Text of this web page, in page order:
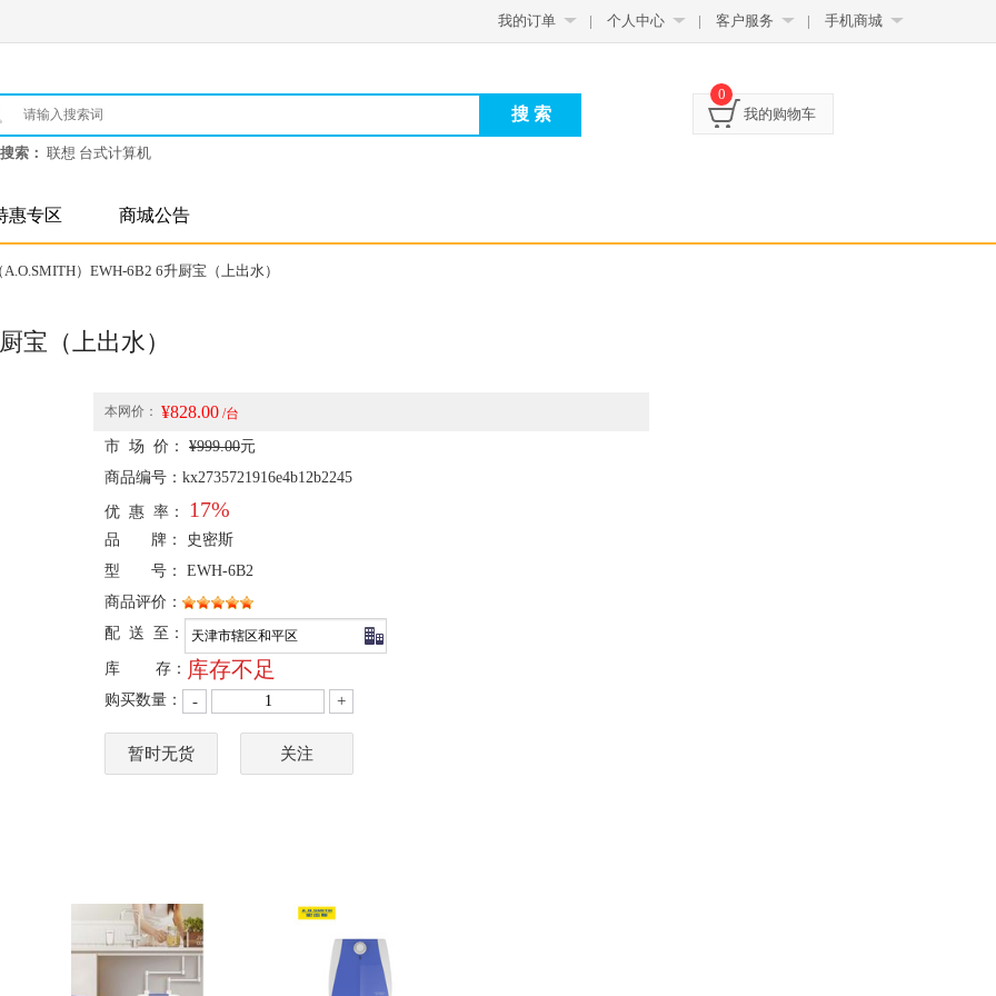
我的订单 | 个人中心 | 客户服务 | 手机商城
索： 联想 台式计算机
0
我的购物车
惠专区 商城公告
）EWH-6B2 6升厨宝（上出水）
宝（上出水）
本网价： ¥828.00 /台
市 场 价： ¥999.00元
商品编号：kx2735721916e4b12b2245
优 惠 率： 17%
品 牌： 史密斯
型 号： EWH-6B2
商品评价：
配 送 至：
库 存： 库存不足
购买数量： - +
暂时无货 关注